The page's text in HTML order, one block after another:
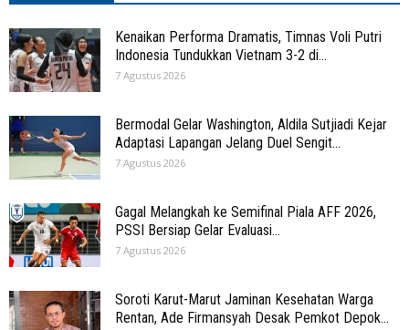
Kenaikan Performa Dramatis, Timnas Voli Putri
Indonesia Tundukkan Vietnam 3-2 di...
7 Agustus 2026
Bermodal Gelar Washington, Aldila Sutjiadi Kejar
Adaptasi Lapangan Jelang Duel Sengit...
7 Agustus 2026
Gagal Melangkah ke Semifinal Piala AFF 2026,
PSSI Bersiap Gelar Evaluasi...
7 Agustus 2026
Soroti Karut-Marut Jaminan Kesehatan Warga
Rentan, Ade Firmansyah Desak Pemkot Depok...